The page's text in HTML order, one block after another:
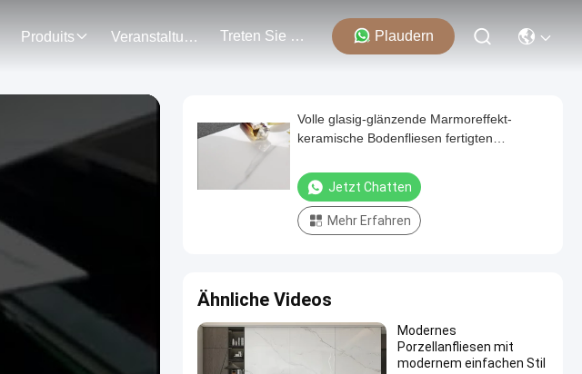
Produits Veranstaltungen Treten Sie Mit Uns In Verbindung Plaudern
Volle glasig-glänzende Marmoreffekt-
keramische Bodenfliesen fertigten
Porcelain Tile
Jetzt Chatten
Mehr Erfahren
Ähnliche Videos
Modernes
Porzellanfliesen mit
modernem einfachen Stil